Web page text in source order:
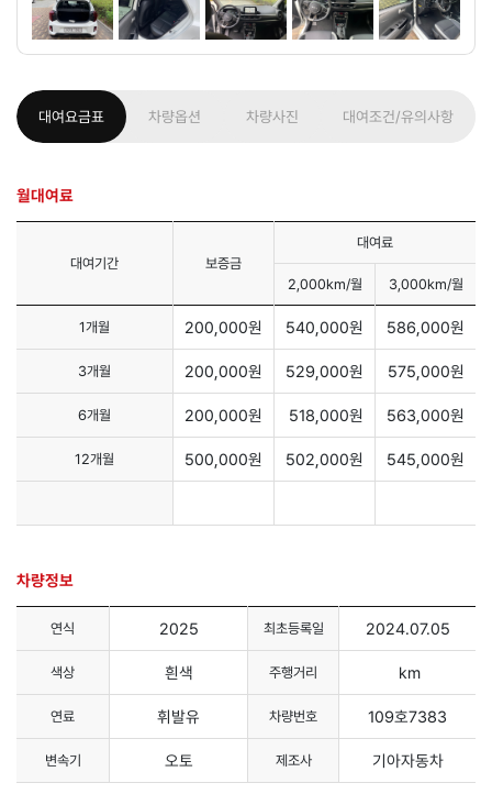
대여요금표 차량옵션 차량사진 대여조건/유의사항
월대여료
대여기간 보증금
대여료
2,000km/월 3,000km/월
1개월 200,000원 540,000원 586,000원
3개월 200,000원 529,000원 575,000원
6개월 200,000원 518,000원 563,000원
12개월 500,000원 502,000원 545,000원
차량정보
연식 2025 최초등록일 2024.07.05
색상 흰색 주행거리 km
연료 휘발유 차량번호 109호7383
변속기 오토 제조사 기아자동차